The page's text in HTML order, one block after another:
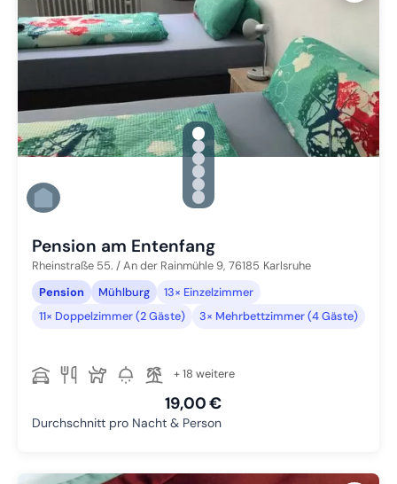
gallery.slide_selector
Zu Slide 1 wechseln
Zu Slide 2 wechseln
Zu Slide 3 wechseln
Zu Slide 4 wechseln
Zu Slide 5 wechseln
Zu Slide 6 wechseln
Pension am Entenfang
Rheinstraße 55. / An der Rainmühle 9, 76185 Karlsruhe
Pension
Mühlburg
13× Einzelzimmer
11× Doppelzimmer (2 Gäste)
3× Mehrbettzimmer (4 Gäste)
+ 18 weitere
19,00 €
Durchschnitt pro Nacht & Person